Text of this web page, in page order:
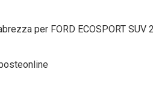
per FORD ECOSPORT